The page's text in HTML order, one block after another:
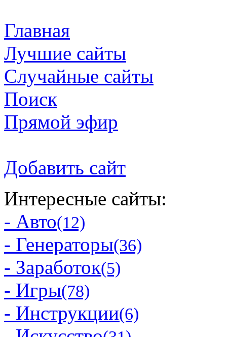
Главная
Лучшие сайты
Случайные сайты
Поиск
Прямой эфир
Добавить сайт
Интересные сайты:
- Авто(12)
- Генераторы(36)
- Заработок(5)
- Игры(78)
- Инструкции(6)